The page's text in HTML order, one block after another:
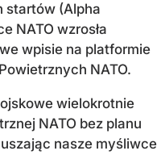
startów (Alpha
NATO wzrosła
wpisie na platformie
NATO.
wielokrotnie
NATO bez planu
nasze myśliwce